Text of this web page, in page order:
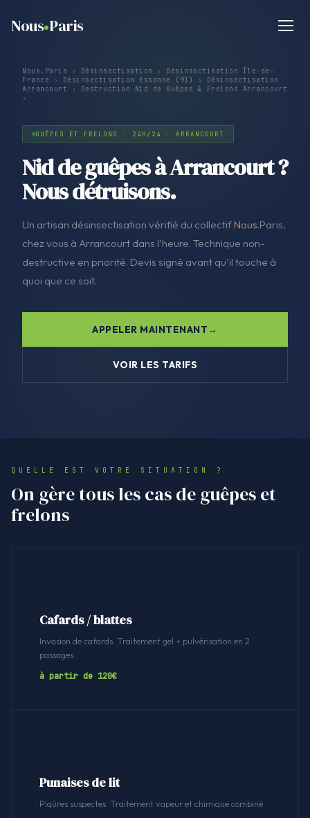
Nous Paris
Nous.Paris › Désinsectisation › Désinsectisation Île-de-
France › Désinsectisation Essonne (91) ›
Désinsectisation
Arrancourt ›
Destruction Nid de Guêpes & Frelons Arrancourt
›
GUÊPES ET FRELONS · 24H/24 · ARRANCOURT
Nid de guêpes à Arrancourt ?
Nous détruisons.
Un artisan désinsectisation vérifié du collectifNous.Paris,
chez vous à Arrancourt dans l'heure. Technique non-
destructive en priorité. Devis signé avant qu'il touche à
quoi que ce soit.
APPELER MAINTENANT
VOIR LES TARIFS
QUELLE EST VOTRE SITUATION ?
On gère tous les cas de guêpes et
frelons
Cafards / blattes
Invasion de cafards. Traitement gel + pulvérisation en 2
passages.
à partir de 120€
Punaises de lit
Piqûres suspectes. Traitement vapeur et chimique combiné.